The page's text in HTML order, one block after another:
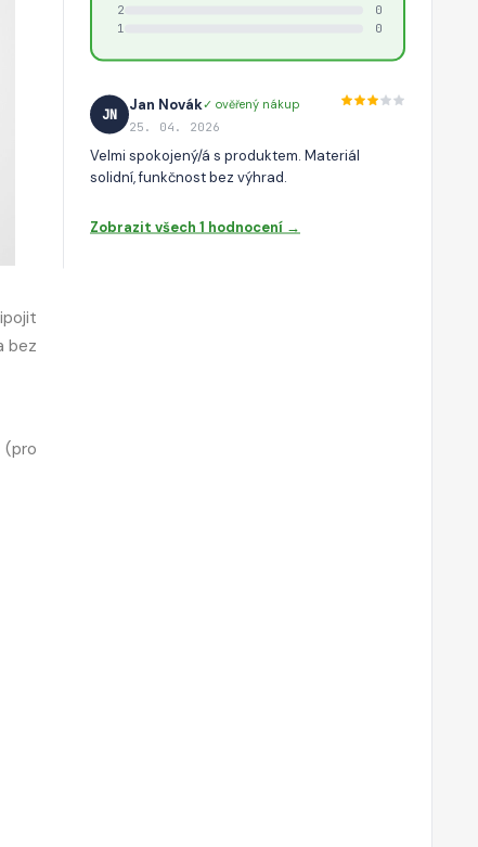
bez
(pro
2
0
1
0
JN
Jan Novák✓ ověřený nákup
25. 04. 2026
Velmi spokojený/á s produktem. Materiál
solidní, funkčnost bez výhrad.
Zobrazit všech 1 hodnocení →